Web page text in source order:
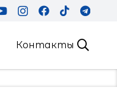
Контакты